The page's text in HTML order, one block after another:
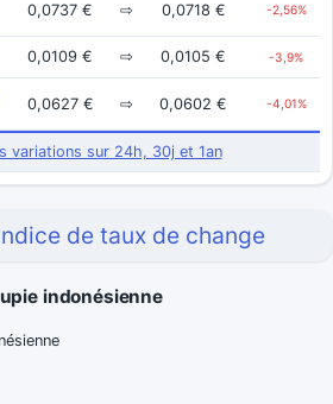
0,0737 € ⇨ 0,0718 € -2,56%
0,0109 € ⇨ 0,0105 € -3,9%
0,0627 € ⇨ 0,0602 € -4,01%
variations sur 24h, 30j et 1an
de taux de change
indonésienne